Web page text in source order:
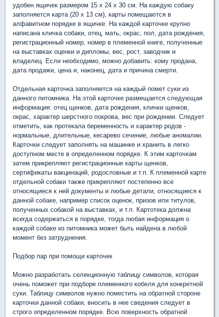
удобен ящичек размером 15 х 24 х 30 см. На каждую собаку
заполняется карта (20 х 13 см), карты помещаются в
алфавитном порядке в ящичке. На каждой карточке крупно
написана кличка собаки, отец, мать, окрас, пол, дата рождения,
регистрационный номер, номер в племенной книге, полученные
на выставках оценки и дипломы, вес, рост, заводчик и
владелец. Если необходимо, можно добавить: кому продана,
дата продажи, цена и, наконец, дата и причина смерти.
Отдельная карточка заполняется на каждый помет суки из
данного питомника. На этой карточке размещается следующая
информация: отец щенков, дата рождения, клички щенков,
окрас, характер шерстного покрова, вес при рождении. Следует
отметить, как протекала беременность и характер родов -
нормальные, длительные, кесарево сечение, любые аномалии.
Карточки следует заполнять на машинке и хранить в легко
доступном месте в определенном порядке. К этим карточкам
затем прикрепляют регистрационные карты щенков,
сертификаты вакцинаций, родословные и т.п. К племенной карте
отдельной собаки также прикрепляют постепенно все
относящиеся к ней документы и любые детали, относящиеся к
данной собаке, например список оценок, призов или титулов,
полученных собакой на выставках, и т.п. Картотека должна
всегда содержаться в порядке, тогда любая информация о
каждой собаке из питомника может быть найдена в любой
момент без затруднения.
Подбор пар при помощи карточек
Можно разработать селекционную таблицу символов, которая
очень поможет при подборе племенного кобеля для конкретной
суки. Таблицу символов нужно поместить на обратной стороне
карточки данной собаки, вносить в нее сведения следует в
строго определенном порядке. Всю поверхность обратной